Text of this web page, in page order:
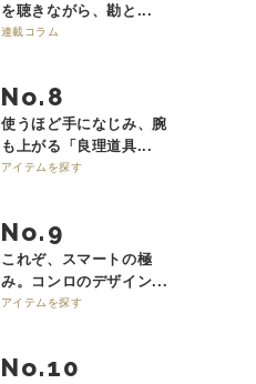
を聴きながら、勘と...
連載コラム
No.
使うほど手になじみ、腕
も上がる「良理道具...
アイテムを探す
No.
これぞ、スマートの極
み。コンロのデザイン...
アイテムを探す
No.